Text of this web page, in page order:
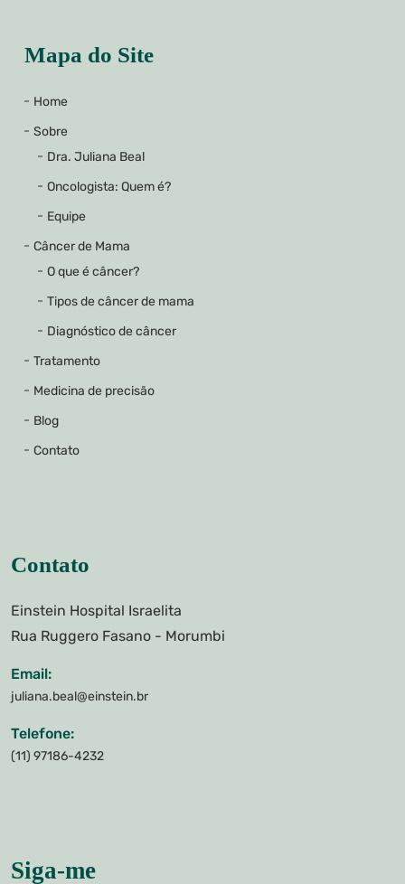
Mapa do Site
Home
Sobre
Dra. Juliana Beal
Oncologista: Quem é?
Equipe
Câncer de Mama
O que é câncer?
Tipos de câncer de mama
Diagnóstico de câncer
Tratamento
Medicina de precisão
Blog
Contato
Contato
Einstein Hospital Israelita
Rua Ruggero Fasano - Morumbi
Email:
juliana.beal@einstein.br
Telefone:
(11) 97186-4232
Siga-me